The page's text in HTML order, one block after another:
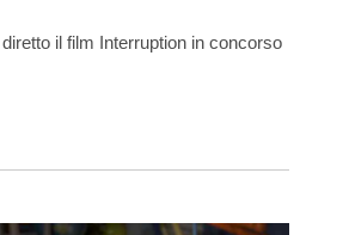
il film Interruption in concorso